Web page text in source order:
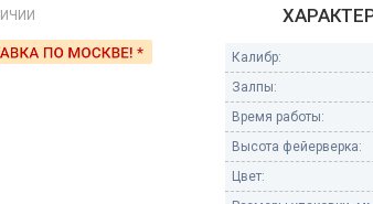
Бенгальские огни малые
Бенгальские огни большие
Калибр:
Залпы:
Время работы:
Высота фейерверка:
Цвет: